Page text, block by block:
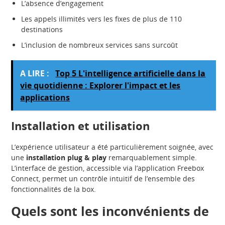
L’absence d’engagement
Les appels illimités vers les fixes de plus de 110
destinations
L’inclusion de nombreux services sans surcoût
A LIRE :
Top 5 L'intelligence artificielle dans la
vie quotidienne : Explorer l'impact et les
applications
Installation et utilisation
L’expérience utilisateur a été particulièrement soignée, avec
une installation plug & play remarquablement simple.
L’interface de gestion, accessible via l’application Freebox
Connect, permet un contrôle intuitif de l’ensemble des
fonctionnalités de la box.
Quels sont les inconvénients de